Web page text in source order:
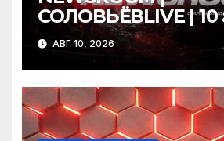
СОЛОВЬЁВLIVE | 10
2026 года
АВГ 10, 2026